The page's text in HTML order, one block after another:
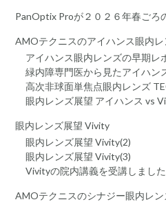
PanOptix Proが２０２６年春ごろ
AMOテクニスのアイハンス眼内レ
アイハンス眼内レンズの早期レ
緑内障専門医から見たアイハン
高次非球面単焦点眼内レンズ
眼内レンズ展望 アイハンス vs
眼内レンズ展望 Vivity
眼内レンズ展望 Vivity(2)
眼内レンズ展望 Vivity(3)
Vivityの院内講義を受講しました
AMOテクニスのシナジー眼内レン